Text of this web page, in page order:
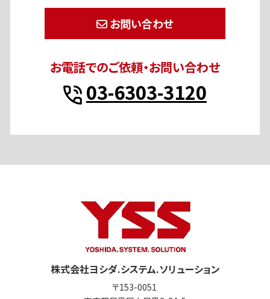
お問い合わせ
お電話でのご依頼・お問い合わせ
03-6303-3120
株式会社ヨシダ.システム.ソリューション
〒153-0051